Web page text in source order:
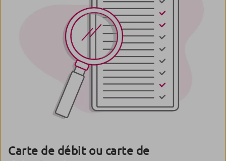
Carte de débit ou carte de